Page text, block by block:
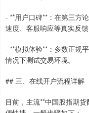
- **用户口碑**：在第三方
速度、客服响应等真实反馈
- **模拟体验**：多数正规
情况下测试交易环境。
## 三、在线开户流程详解
目前，主流**中国股指期